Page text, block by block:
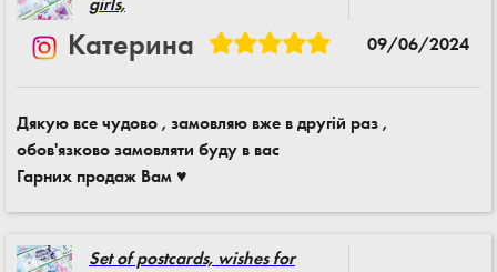
Катерина 09/06/2024
Дякую все чудово , замовляю вже в другій раз ,
обов'язково замовляти буду в вас
Гарних продаж Вам ♥️
Set of postcards, wishes for